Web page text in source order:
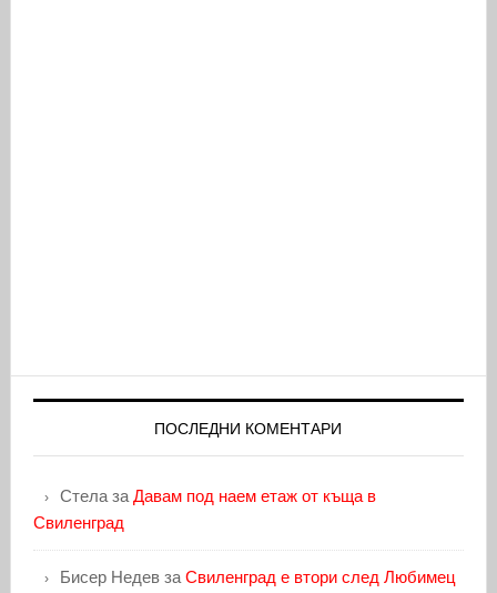
ПОСЛЕДНИ КОМЕНТАРИ
Стелаза Давам под наем етаж от къща в
Свиленград
Бисер Недевза Свиленград е втори след Любимец